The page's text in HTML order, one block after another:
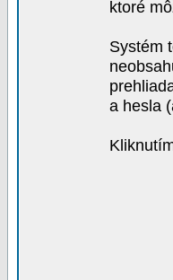
ktoré
Systém
a hesla